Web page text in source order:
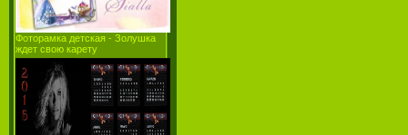
Фоторамка детская - Золушка
ждет свою карету